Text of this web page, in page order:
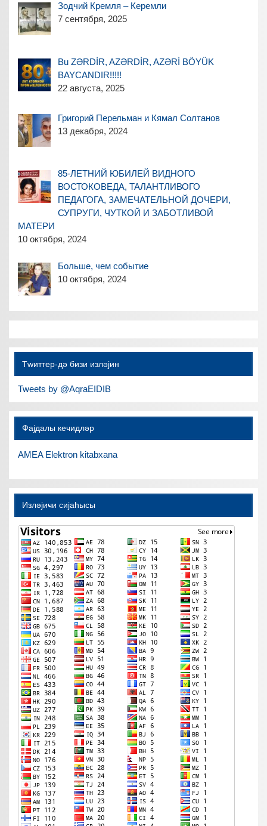
Зодчий Кремля – Керемли
7 сентября, 2025
Bu ZƏRDİR, AZƏRDİR, AZƏRİ BÖYÜK
BAYCANDIR!!!!!
22 августа, 2025
Григорий Перельман и Кямал Солтанов
13 декабря, 2024
85-ЛЕТНИЙ ЮБИЛЕЙ ВИДНОГО
ВОСТОКОВЕДА, ТАЛАНТЛИВОГО
ПЕДАГОГА, ЗАМЕЧАТЕЛЬНОЙ ДОЧЕРИ,
СУПРУГИ, ЧУТКОЙ И ЗАБОТЛИВОЙ
МАТЕРИ
10 октября, 2024
Больше, чем событие
10 октября, 2024
Тwиттер-дә бизи изләјин
Tweets by @AqraEIDIB
Фајдалы кечидләр
AMEA Elektron kitabxana
Изләјиҹи сијаһысы